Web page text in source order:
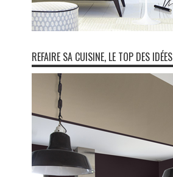
REFAIRE SA CUISINE, LE TOP DES IDÉES